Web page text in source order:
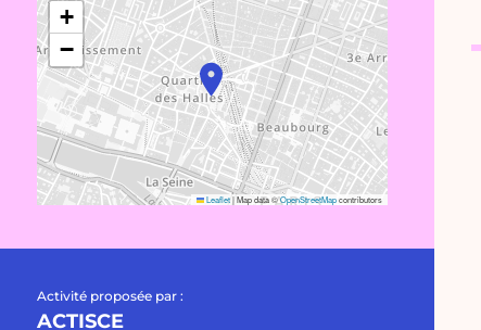
+
−
Leaflet|Map data ©OpenStreetMapcontributors
Activité proposée par :
ACTISCE